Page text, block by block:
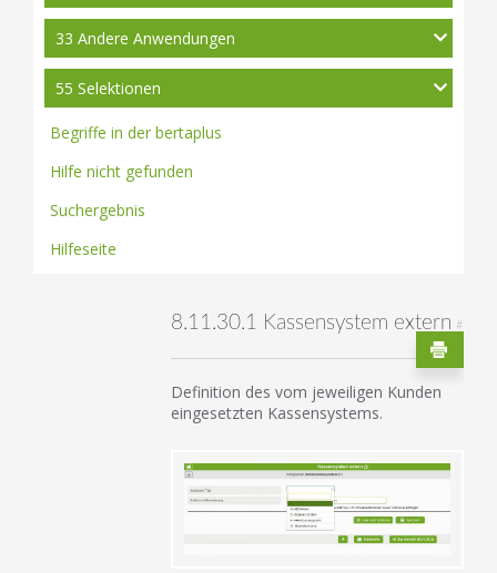
33 Andere Anwendungen
55 Selektionen
Begriffe in der bertaplus
Hilfe nicht gefunden
Suchergebnis
Hilfeseite
8.11.30.1 Kassensystem extern #
Definition des vom jeweiligen Kunden
eingesetzten Kassensystems.